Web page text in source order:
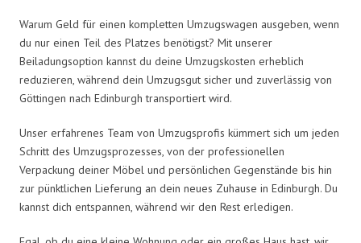
Warum Geld für einen kompletten Umzugswagen ausgeben, wenn
du nur einen Teil des Platzes benötigst? Mit unserer
Beiladungsoption kannst du deine Umzugskosten erheblich
reduzieren, während dein Umzugsgut sicher und zuverlässig von
Göttingen nach Edinburgh transportiert wird.
Unser erfahrenes Team von Umzugsprofis kümmert sich um jeden
Schritt des Umzugsprozesses, von der professionellen
Verpackung deiner Möbel und persönlichen Gegenstände bis hin
zur pünktlichen Lieferung an dein neues Zuhause in Edinburgh. Du
kannst dich entspannen, während wir den Rest erledigen.